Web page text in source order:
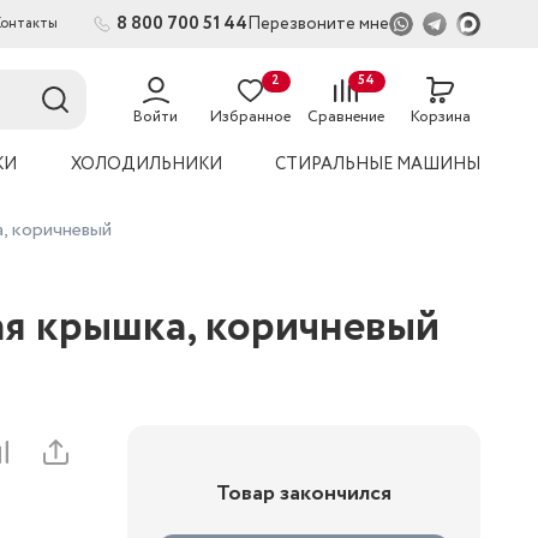
8 800 700 51 44Перезвоните мне
Войти Избранное
2
Сравнение
54
Корзина
ХОЛОДИЛЬНИКИ СТИРАЛЬНЫЕ МАШИНЫ
коричневый
крышка, коричневый
Товар закончился